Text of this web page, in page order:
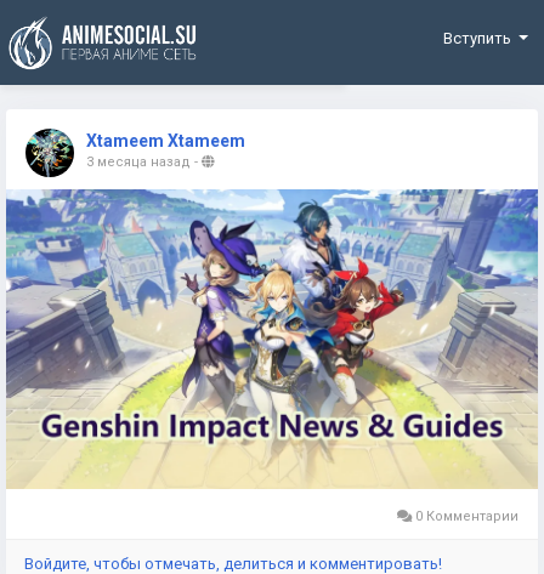
Funding
Вступить
Xtameem Xtameem
3 месяца назад -
0 Комментарии
Войдите, чтобы отмечать, делиться и комментировать!